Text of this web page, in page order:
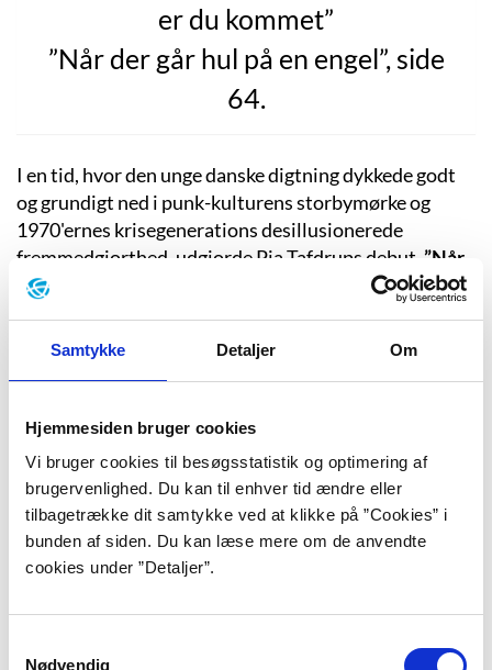
Samtykke Detaljer Om
Hjemmesiden bruger cookies
Vi bruger cookies til besøgsstatistik og optimering af
brugervenlighed. Du kan til enhver tid ændre eller
tilbagetrække dit samtykke ved at klikke på ”Cookies” i
bunden af siden. Du kan læse mere om de anvendte
cookies under ”Detaljer”.
Nødvendig
er du kommet”
”Når der går hul på en engel”, side
64.
I en tid, hvor den unge danske digtning dykkede godt
og grundigt ned i punk-kulturens storbymørke og
1970'ernes krisegenerations desillusionerede
fremmedgjorthed, udgjorde Pia Tafdrups debut, ”Når
der går hul på en engel”
fra 1981, et noget andet brud.
samfundsstruktur, men derimod en mere stilfærdig
undersøgelse af en feminin identitet i overgangen fra
kontroversielle ting, Pia Tafdrup lagde frem på bordet.
Titlen røber, at der brydes med idealet om den dydige
pige, og den peger på kroppens og identitetens
uundgåelige sammenhæng, på menstruationen som
det kropslige brud, som annoncerer ikke bare
voksenlivets komme, men hos Pia Tafdrup også